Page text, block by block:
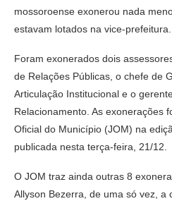
mossoroense exonerou nada
estavam lotados na vice-prefeitura.
Foram exonerados dois
de Relações Públicas, o chefe de
Articulação Institucional e o
Relacionamento. As exonerações
Oficial do Município (JOM) na
publicada nesta terça-feira, 21/12.
O JOM traz ainda outras 8
Allyson Bezerra, de uma só vez, a